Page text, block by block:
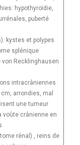
hypothyroïdie,
puberté
kystes et polypes
splénique
von Recklinghausen
intracrâniennes
arrondies, mal
une tumeur
voûte crânienne en
rénal) , reins de